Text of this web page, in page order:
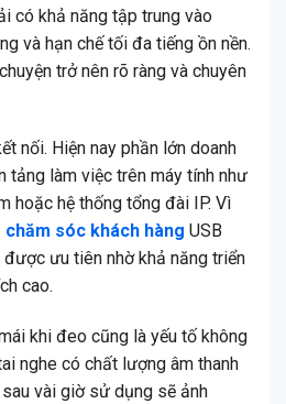
có khả năng tập trung vào
và hạn chế tối đa tiếng ồn nền.
trở nên rõ ràng và chuyên
nối. Hiện nay phần lớn doanh
tảng làm việc trên máy tính như
hoặc hệ thống tổng đài IP. Vì
sóc khách hàng USB
ưu tiên nhờ khả năng triển
cao.
khi đeo cũng là yếu tố không
nghe có chất lượng âm thanh
vài giờ sử dụng sẽ ảnh